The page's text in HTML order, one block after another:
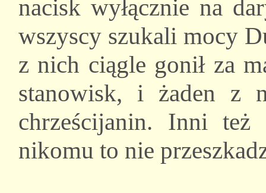
nacisk wyłącznie na
wszyscy szukali mocy
z nich ciągle gonił za
stanowisk, i żaden z
chrześcijanin. Inni też
nikomu to nie